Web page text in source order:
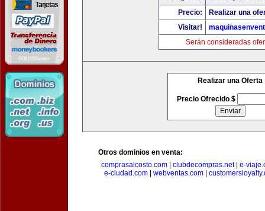
Precio:
Realizar una
Visitar!
Serán consideradas
Realizar una Oferta
Precio Ofrecido $
Otros dominios en venta:
comprasalcosto.com
clubdecompras.net| e-
e-ciudad.com| webventas.com|